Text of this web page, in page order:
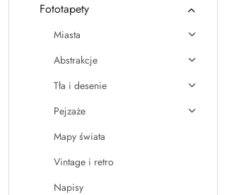
Fototapety
Miasta
Abstrakcje
Tła i desenie
Pejzaże
Mapy świata
Vintage i retro
Napisy